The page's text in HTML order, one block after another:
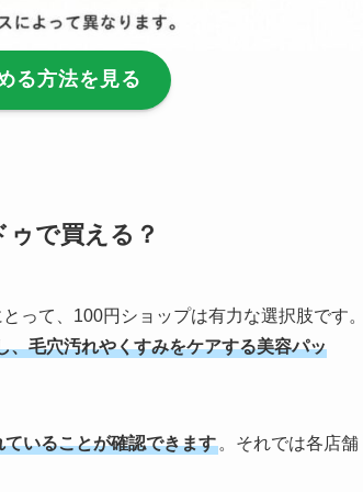
る方法を見る
ゥで買える？
って、100円ショップは有力な選択肢です
、毛穴汚れやくすみをケアする美容パッ
いることが確認できます 。それでは各店舗